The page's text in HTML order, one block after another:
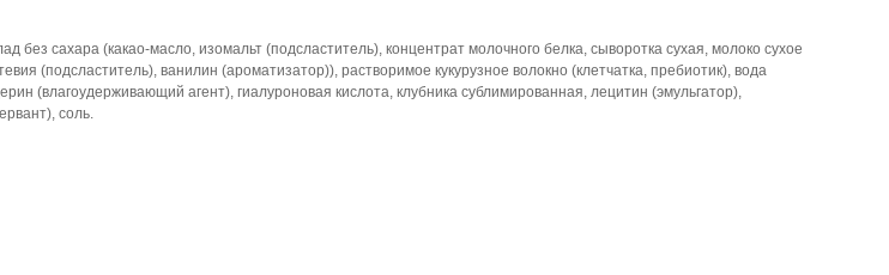
сахара (какао-масло, изомальт (подсластитель), концентрат молочного белка, сыворотка сухая, молоко сухое
(подсластитель), ванилин (ароматизатор)), растворимое кукурузное волокно (клетчатка, пребиотик), вода
(влагоудерживающий агент), гиалуроновая кислота, клубника сублимированная, лецитин (эмульгатор),
соль.